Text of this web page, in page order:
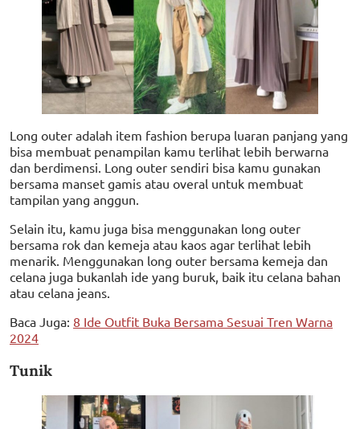
Long outer adalah item fashion berupa luaran panjang yang
bisa membuat penampilan kamu terlihat lebih berwarna
dan berdimensi. Long outer sendiri bisa kamu gunakan
bersama manset gamis atau overal untuk membuat
tampilan yang anggun.
Selain itu, kamu juga bisa menggunakan long outer
bersama rok dan kemeja atau kaos agar terlihat lebih
menarik. Menggunakan long outer bersama kemeja dan
celana juga bukanlah ide yang buruk, baik itu celana bahan
atau celana jeans.
Baca Juga: 8 Ide Outfit Buka Bersama Sesuai Tren Warna
2024
Tunik